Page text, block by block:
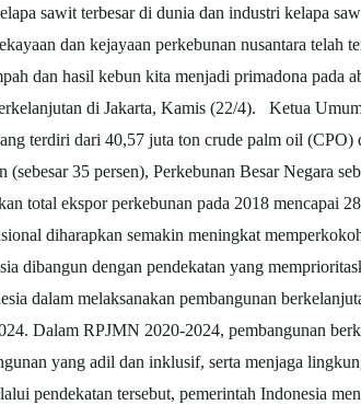
sawit terbesar di dunia dan industri kelapa
dan kejayaan perkebunan nusantara telah
dan hasil kebun kita menjadi primadona pada
di Jakarta, Kamis (22/4). Ketua
terdiri dari 40,57 juta ton crude palm oil
35 persen), Perkebunan Besar Negara
total ekspor perkebunan pada 2018 mencapai
diharapkan semakin meningkat
dengan pendekatan yang
dalam melaksanakan pembangunan
Dalam RPJMN 2020-2024, pembangunan
yang adil dan inklusif, serta menjaga
pendekatan tersebut, pemerintah Indonesia